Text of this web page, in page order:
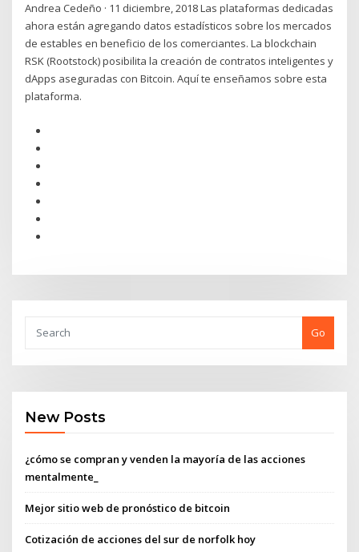
Andrea Cedeño · 11 diciembre, 2018 Las plataformas dedicadas
ahora están agregando datos estadísticos sobre los mercados
de estables en beneficio de los comerciantes. La blockchain
RSK (Rootstock) posibilita la creación de contratos inteligentes y
dApps aseguradas con Bitcoin. Aquí te enseñamos sobre esta
plataforma.
Go
New Posts
¿cómo se compran y venden la mayoría de las acciones
mentalmente_
Mejor sitio web de pronóstico de bitcoin
Cotización de acciones del sur de norfolk hoy